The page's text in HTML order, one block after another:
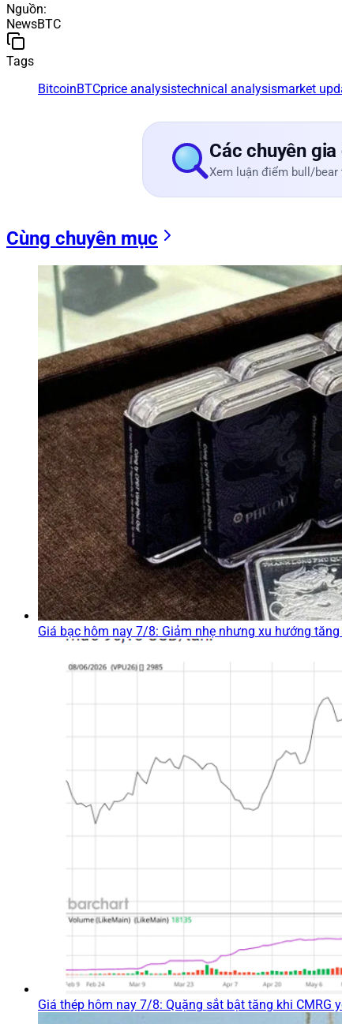
Nguồn:
NewsBTC
Tags
BitcoinBTCprice analysistechnical analysismarket
Các chuyên
Xem luận điểm bull/
Cùng chuyên mục
Giá bạc hôm nay 7/8: Giảm nhẹ nhưng xu hướng
Giá thép hôm nay 7/8: Quặng sắt bật tăng khi